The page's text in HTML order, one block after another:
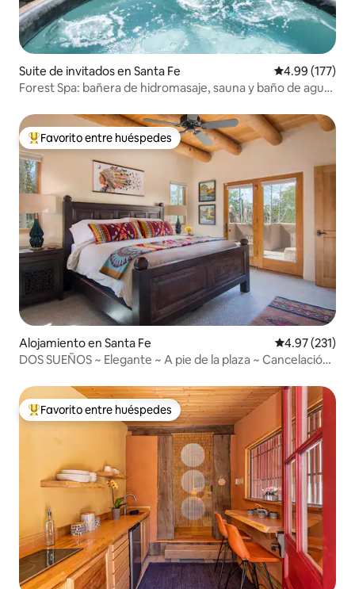
Suite de invitados en Santa Fe Calificación
4.99 (177)
Forest Spa: bañera de hidromasaje, sauna y baño de agua
Favorito entre huéspedes preferido
Favorito entre huéspedes
Alojamiento en Santa Fe Calificación
4.97 (231)
DOS SUEÑOS ~ Elegante ~ A pie de la plaza ~ Cancelación
Favorito entre huéspedes preferido
Favorito entre huéspedes